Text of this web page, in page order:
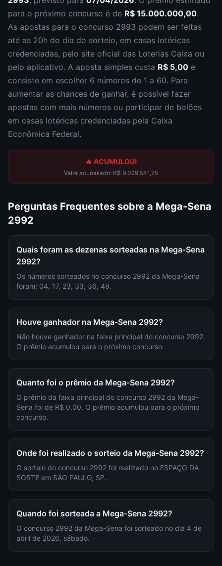
para o próximo concurso é de R$ 15.000.000,00.
As apostas para o concurso 2993 podem ser feitas
até as 20h do dia do sorteio, em casas lotéricas
credenciadas, pelo site oficial das Loterias Caixa ou
pelo aplicativo. A aposta simples custa R$ 5,00 e
consiste em escolher 6 números de 1 a 60. Para
aumentar as chances de ganhar, é possível fazer
apostas com mais números ou participar de bolões
em casas lotéricas credenciadas pela Caixa
Econômica Federal.
🔥 ACUMULOU!
Valor acumulado: R$ 9.029.541,75
Perguntas Frequentes sobre a Mega-Sena
2992
Quais foram as dezenas sorteadas na Mega-Sena
2992?
Os números sorteados no concurso 2992 da Mega-Sena
foram: 04, 17, 23, 33, 36, 49.
Houve ganhador na Mega-Sena 2992?
Não houve ganhador na faixa principal do concurso 2992.
O prêmio acumulou para o próximo concurso.
Quanto foi o prêmio da Mega-Sena 2992?
O prêmio da faixa principal do concurso 2992 da Mega-
Sena foi de R$ 0,00. O prêmio acumulou para o próximo
concurso.
Onde foi realizado o sorteio da Mega-Sena 2992?
O sorteio do concurso 2992 foi realizado no ESPAÇO DA
SORTE em SÃO PAULO, SP.
Quando foi sorteada a Mega-Sena 2992?
O concurso 2992 da Mega-Sena foi sorteado no dia 4 de
abril de 2026, sábado.